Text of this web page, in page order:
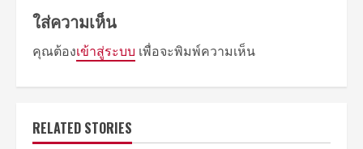
ใส่ความเห็น
คุณต้องเข้าสู่ระบบ เพื่อจะพิมพ์ความเห็น
RELATED STORIES